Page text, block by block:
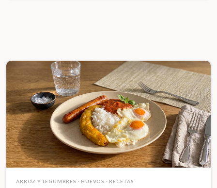
ARROZ Y LEGUMBRES · HUEVOS · RECETAS